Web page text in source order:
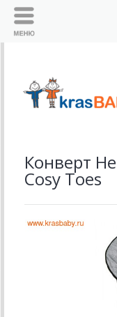
Конверт
Cosy Toes